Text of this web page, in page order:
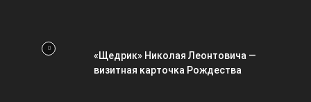
«Щедрик» Николая Леонтовича —
визитная карточка Рождества